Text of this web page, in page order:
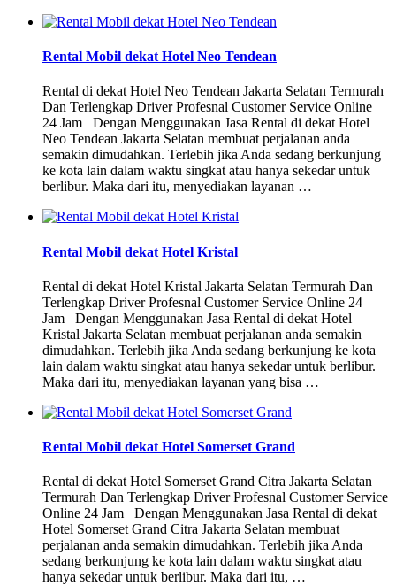
Rental Mobil dekat Hotel Neo Tendean
Rental di dekat Hotel Neo Tendean Jakarta Selatan Termurah
Dan Terlengkap Driver Profesnal Customer Service Online
24 Jam Dengan Menggunakan Jasa Rental di dekat Hotel
Neo Tendean Jakarta Selatan membuat perjalanan anda
semakin dimudahkan. Terlebih jika Anda sedang berkunjung
ke kota lain dalam waktu singkat atau hanya sekedar untuk
berlibur. Maka dari itu, menyediakan layanan …
Rental Mobil dekat Hotel Kristal
Rental di dekat Hotel Kristal Jakarta Selatan Termurah Dan
Terlengkap Driver Profesnal Customer Service Online 24
Jam Dengan Menggunakan Jasa Rental di dekat Hotel
Kristal Jakarta Selatan membuat perjalanan anda semakin
dimudahkan. Terlebih jika Anda sedang berkunjung ke kota
lain dalam waktu singkat atau hanya sekedar untuk berlibur.
Maka dari itu, menyediakan layanan yang bisa …
Rental Mobil dekat Hotel Somerset Grand
Rental di dekat Hotel Somerset Grand Citra Jakarta Selatan
Termurah Dan Terlengkap Driver Profesnal Customer Service
Online 24 Jam Dengan Menggunakan Jasa Rental di dekat
Hotel Somerset Grand Citra Jakarta Selatan membuat
perjalanan anda semakin dimudahkan. Terlebih jika Anda
sedang berkunjung ke kota lain dalam waktu singkat atau
hanya sekedar untuk berlibur. Maka dari itu, …